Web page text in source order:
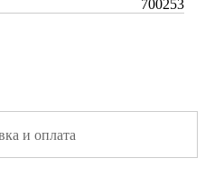
700253
и оплата